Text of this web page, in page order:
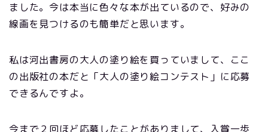
ました。今は本当に色々な本が出ているので、好みの
線画を見つけるのも簡単だと思います。
私は河出書房の大人の塗り絵を買っていまして、ここ
の出版社の本だと「大人の塗り絵コンテスト」に応募
できるんですよ。
今まで２回ほど応募したことがありまして、入賞一歩